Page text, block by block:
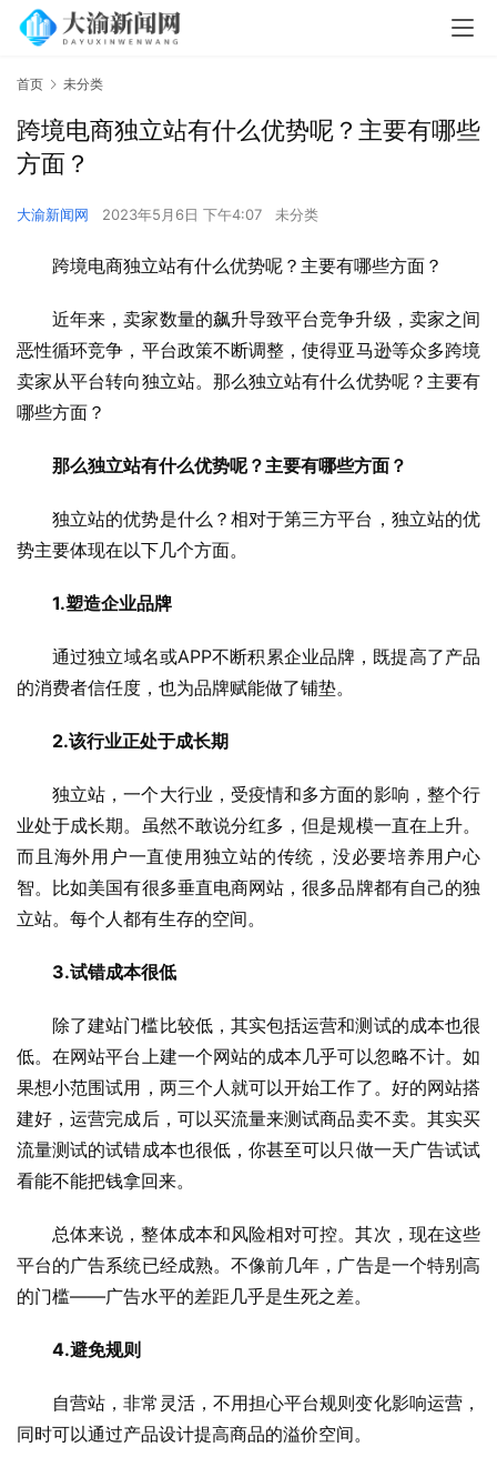
首页 未分类
跨境电商独立站有什么优势呢？主要有哪些
方面？
大渝新闻网 2023年5月6日 下午4:07 未分类
跨境电商独立站有什么优势呢？主要有哪些方面？
近年来，卖家数量的飙升导致平台竞争升级，卖家之间
恶性循环竞争，平台政策不断调整，使得亚马逊等众多跨境
卖家从平台转向独立站。那么独立站有什么优势呢？主要有
哪些方面？
那么独立站有什么优势呢？主要有哪些方面？
独立站的优势是什么？相对于第三方平台，独立站的优
势主要体现在以下几个方面。
1.塑造企业品牌
通过独立域名或APP不断积累企业品牌，既提高了产品
的消费者信任度，也为品牌赋能做了铺垫。
2.该行业正处于成长期
独立站，一个大行业，受疫情和多方面的影响，整个行
业处于成长期。虽然不敢说分红多，但是规模一直在上升。
而且海外用户一直使用独立站的传统，没必要培养用户心
智。比如美国有很多垂直电商网站，很多品牌都有自己的独
立站。每个人都有生存的空间。
3.试错成本很低
除了建站门槛比较低，其实包括运营和测试的成本也很
低。在网站平台上建一个网站的成本几乎可以忽略不计。如
果想小范围试用，两三个人就可以开始工作了。好的网站搭
建好，运营完成后，可以买流量来测试商品卖不卖。其实买
流量测试的试错成本也很低，你甚至可以只做一天广告试试
看能不能把钱拿回来。
总体来说，整体成本和风险相对可控。其次，现在这些
平台的广告系统已经成熟。不像前几年，广告是一个特别高
的门槛——广告水平的差距几乎是生死之差。
4.避免规则
自营站，非常灵活，不用担心平台规则变化影响运营，
同时可以通过产品设计提高商品的溢价空间。